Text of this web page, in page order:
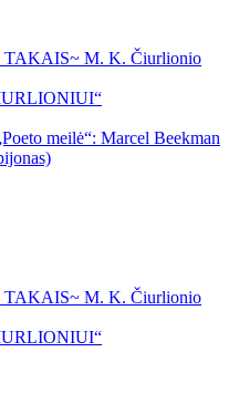
M. K. Čiurlionio
meilė“: Marcel Beekman
M. K. Čiurlionio